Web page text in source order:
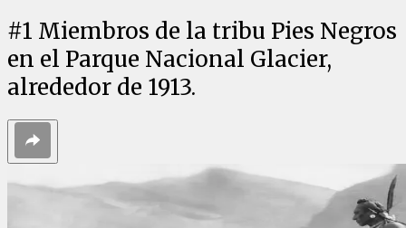
#1 Miembros de la tribu Pies Negros
en el Parque Nacional Glacier,
alrededor de 1913.